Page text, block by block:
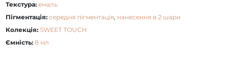
Текстура: емаль
Пігментація: середня пігментація, нанесення в 2 шари
Колекція: SWEET TOUCH
Ємність: 8 мл